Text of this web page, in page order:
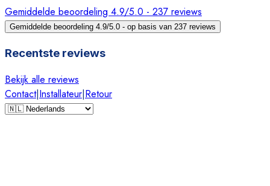
Gemiddelde beoordeling 4.9/5.0 - 237 reviews
Gemiddelde beoordeling 4.9/5.0 - op basis van 237 reviews
Recentste reviews
Bekijk alle reviews
Contact|Installateur|Retour